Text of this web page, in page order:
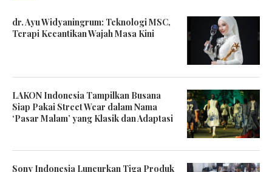
dr. Ayu Widyaningrum: Teknologi MSC,
Terapi Kecantikan Wajah Masa Kini
LAKON Indonesia Tampilkan Busana
Siap Pakai Street Wear dalam Nama
‘Pasar Malam’ yang Klasik dan Adaptasi
Sony Indonesia Luncurkan Tiga Produk